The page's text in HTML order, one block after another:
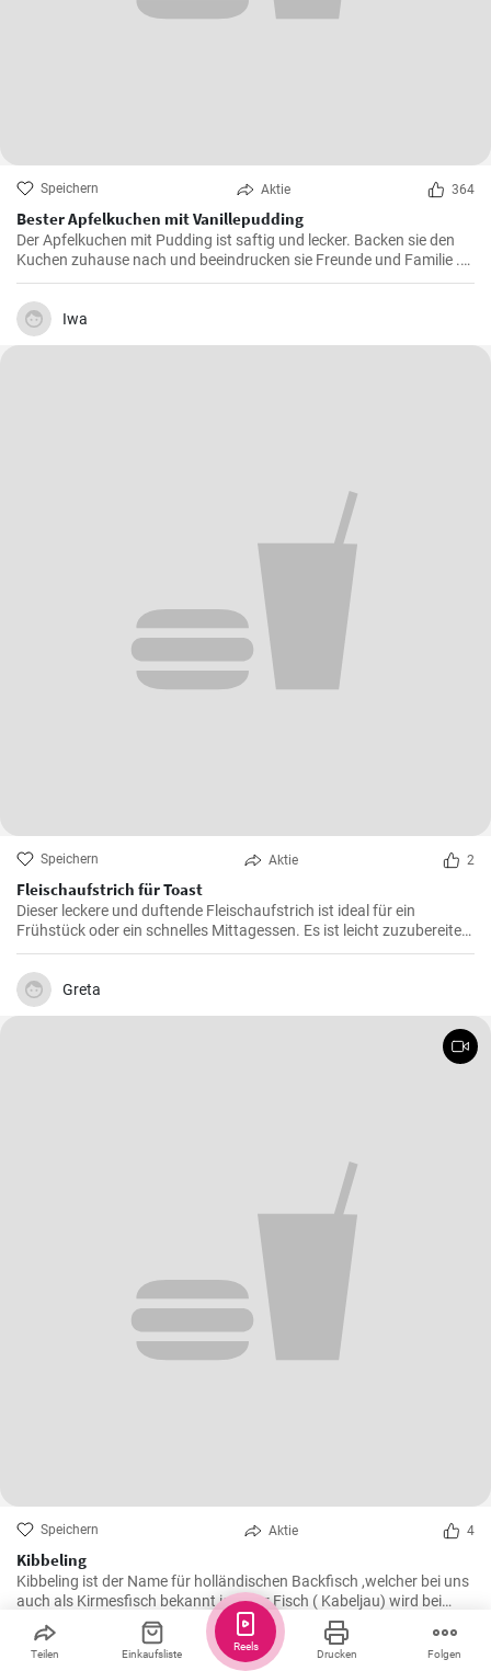
Speichern Aktie 364
Bester Apfelkuchen mit Vanillepudding
Der Apfelkuchen mit Pudding ist saftig und lecker. Backen sie den
Kuchen zuhause nach und beeindrucken sie Freunde und Familie .
Passend zur Herbstzeit in der Apfelernte.
Iwa
Speichern Aktie 2
Fleischaufstrich für Toast
Dieser leckere und duftende Fleischaufstrich ist ideal für ein
Frühstück oder ein schnelles Mittagessen. Es ist leicht zuzubereiten
und wird sicherlich alle Fleischliebhaber erfreuen.
Greta
Speichern Aktie 4
Kibbeling
Kibbeling ist der Name für holländischen Backfisch ,welcher bei uns
auch als Kirmesfisch bekannt ist . Der Fisch ( Kabeljau) wird bei
diesem Rezept in heißem Öl fritiert bis er eine knusprike Kruste hat .
Teilen Einkaufsliste Drucken Folgen
Reels